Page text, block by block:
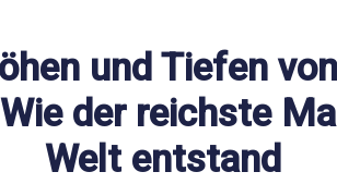
und Tiefen
der reichste
Welt entstand